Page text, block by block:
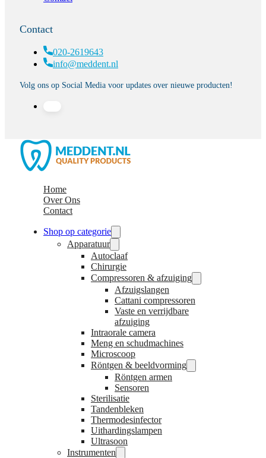
Contact
020-2619643
info@meddent.nl
Volg ons op Social Media voor updates over nieuwe producten!
Home
Over Ons
Contact
Shop op categorie
Apparatuur
Autoclaaf
Chirurgie
Compressoren & afzuiging
Afzuigslangen
Cattani compressoren
Vaste en verrijdbare
afzuiging
Intraorale camera
Meng en schudmachines
Microscoop
Röntgen & beeldvorming
Röntgen armen
Sensoren
Sterilisatie
Tandenbleken
Thermodesinfector
Uithardingslampen
Ultrasoon
Instrumenten